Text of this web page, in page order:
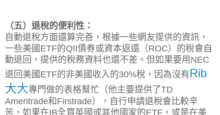
（五）退稅的便利性：
自動退稅方面還算完善，根據一些網友提供的資訊，
一些美國ETF的QII債券或資本返還（ROC）的稅會自
動退回，提供的稅務資料也還不差。但如果要用NEC
退回美國ETF的非美國收入的30%稅，因為沒有Rib
大大專門做的表格幫忙（他主要提供了TD
Ameritrade和Firstrade），自行申請退稅會比較辛
苦，如果在IB全買英國或其他國家的ETF，或是在美